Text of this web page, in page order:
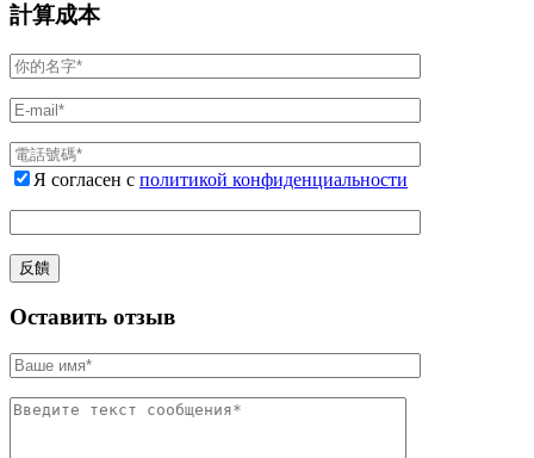
計算成本
Я согласен с политикой конфиденциальности
Оставить отзыв